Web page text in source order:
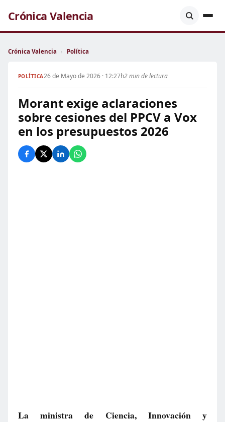
Crónica Valencia
Crónica Valencia › Política
POLÍTICA26 de Mayo de 2026 · 12:27h2 min de lectura
Morant exige aclaraciones
sobre cesiones del PPCV a Vox
en los presupuestos 2026
La ministra de Ciencia, Innovación y